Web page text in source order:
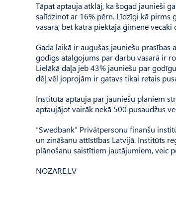
Tāpat aptauja atklāj, ka šogad jaunieši
salīdzinot ar 16% pērn. Līdzīgi kā pirms
vasarā, bet katrā piektajā ģimenē
Gada laikā ir augušas jauniešu prasības
godīgs atalgojums par darbu vasarā ir
Lielākā daļa jeb 43% jauniešu par
dēļ vēl joprojām ir gatavs tikai retais
Institūta aptauja par jauniešu plāniem
aptaujājot vairāk nekā 500 pusaudžus
“Swedbank” Privātpersonu finanšu
un zināšanu attīstības Latvijā. Institūts
plānošanu saistītiem jautājumiem, veic
NOZARE.LV